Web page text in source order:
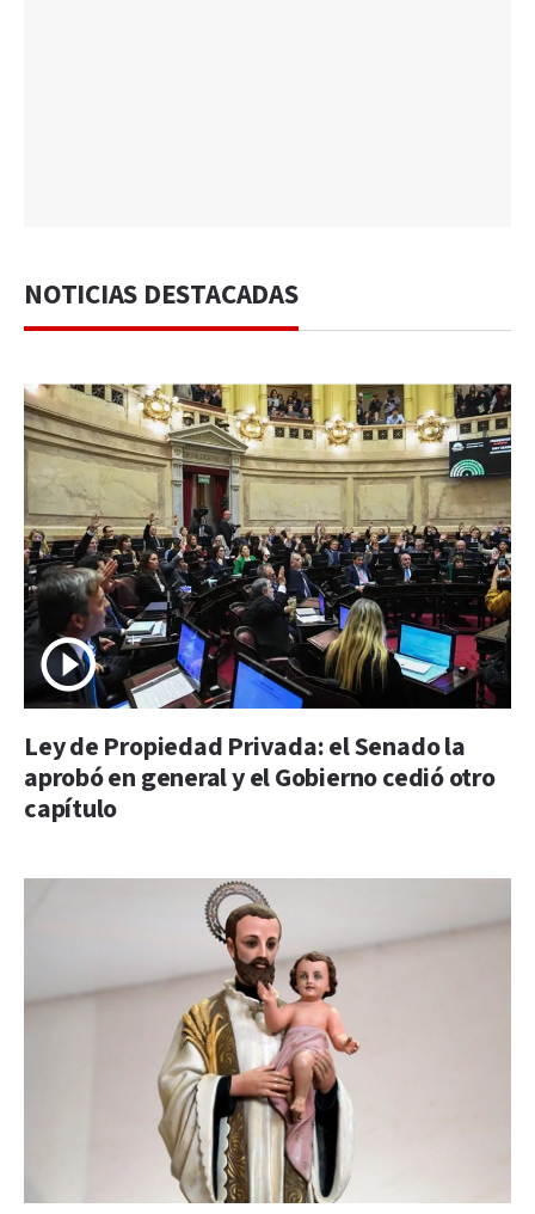
NOTICIAS DESTACADAS
Ley de Propiedad Privada: el Senado la
aprobó en general y el Gobierno cedió otro
capítulo